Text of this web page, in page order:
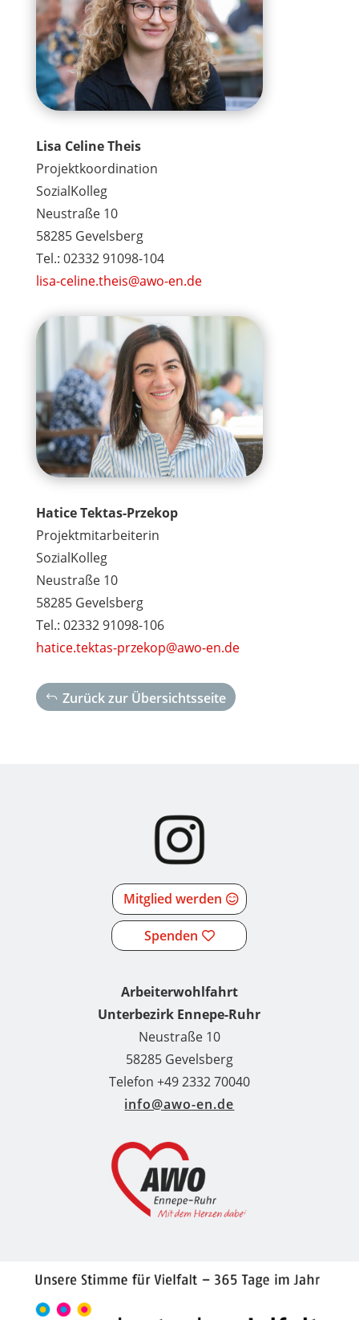
Lisa Celine Theis
Projektkoordination
SozialKolleg
Neustraße 10
58285 Gevelsberg
Tel.: 0233291098-104
lisa-celine.theis@awo-en.de
Hatice Tektas-Przekop
Projektmitarbeiterin
SozialKolleg
Neustraße 10
58285 Gevelsberg
Tel.: 0233291098-106
hatice.tektas-przekop@awo-en.de
Zurück zur Übersichtsseite
Mitglied werden
Spenden
Arbeiterwohlfahrt
Unterbezirk Ennepe-Ruhr
Neustraße 10
58285 Gevelsberg
Telefon +49 2332 70040
info@awo-en.de